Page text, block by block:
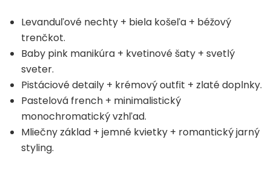
Levanduľové nechty + biela košeľa + béžový
trenčkot.
Baby pink manikúra + kvetinové šaty + svetlý
sveter.
Pistáciové detaily + krémový outfit + zlaté doplnky.
Pastelová french + minimalistický
monochromatický vzhľad.
Mliečny základ + jemné kvietky + romantický jarný
styling.